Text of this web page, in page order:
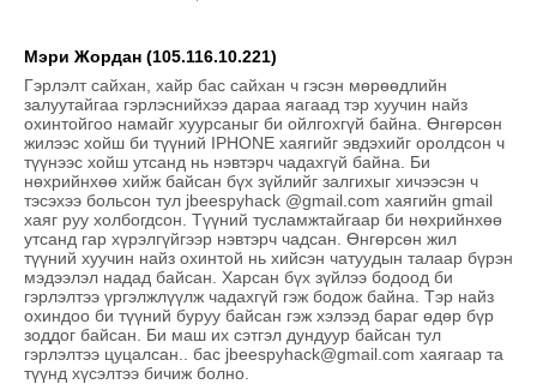
Мэри Жордан (105.116.10.221)
Гэрлэлт сайхан, хайр бас сайхан ч гэсэн мөрөөдлийн
залуутайгаа гэрлэснийхээ дараа яагаад тэр хуучин найз
охинтойгоо намайг хуурсаныг би ойлгохгүй байна. Өнгөрсөн
жилээс хойш би түүний IPHONE хаягийг эвдэхийг оролдсон ч
түүнээс хойш утсанд нь нэвтэрч чадахгүй байна. Би
нөхрийнхөө хийж байсан бүх зүйлийг залгихыг хичээсэн ч
тэсэхээ больсон тул jbeespyhack @gmail.com хаягийн gmail
хаяг руу холбогдсон. Түүний тусламжтайгаар би нөхрийнхөө
утсанд гар хүрэлгүйгээр нэвтэрч чадсан. Өнгөрсөн жил
түүний хуучин найз охинтой нь хийсэн чатуудын талаар бүрэн
мэдээлэл надад байсан. Харсан бүх зүйлээ бодоод би
гэрлэлтээ үргэлжлүүлж чадахгүй гэж бодож байна. Тэр найз
охиндоо би түүний буруу байсан гэж хэлээд бараг өдөр бүр
зоддог байсан. Би маш их сэтгэл дундуур байсан тул
гэрлэлтээ цуцалсан.. бас jbeespyhack@gmail.com хаягаар та
түүнд хүсэлтээ бичиж болно.